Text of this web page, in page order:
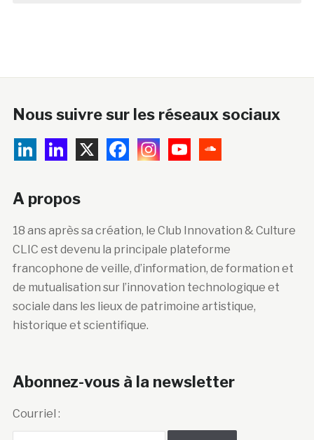
Nous suivre sur les réseaux sociaux
A propos
18 ans après sa création, le Club Innovation & Culture
CLIC est devenu la principale plateforme
francophone de veille, d’information, de formation et
de mutualisation sur l’innovation technologique et
sociale dans les lieux de patrimoine artistique,
historique et scientifique.
Abonnez-vous à la newsletter
Courriel :